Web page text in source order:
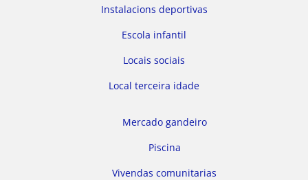
Instalacions deportivas
Escola infantil
Locais sociais
Local terceira idade
Mercado gandeiro
Piscina
Vivendas comunitarias